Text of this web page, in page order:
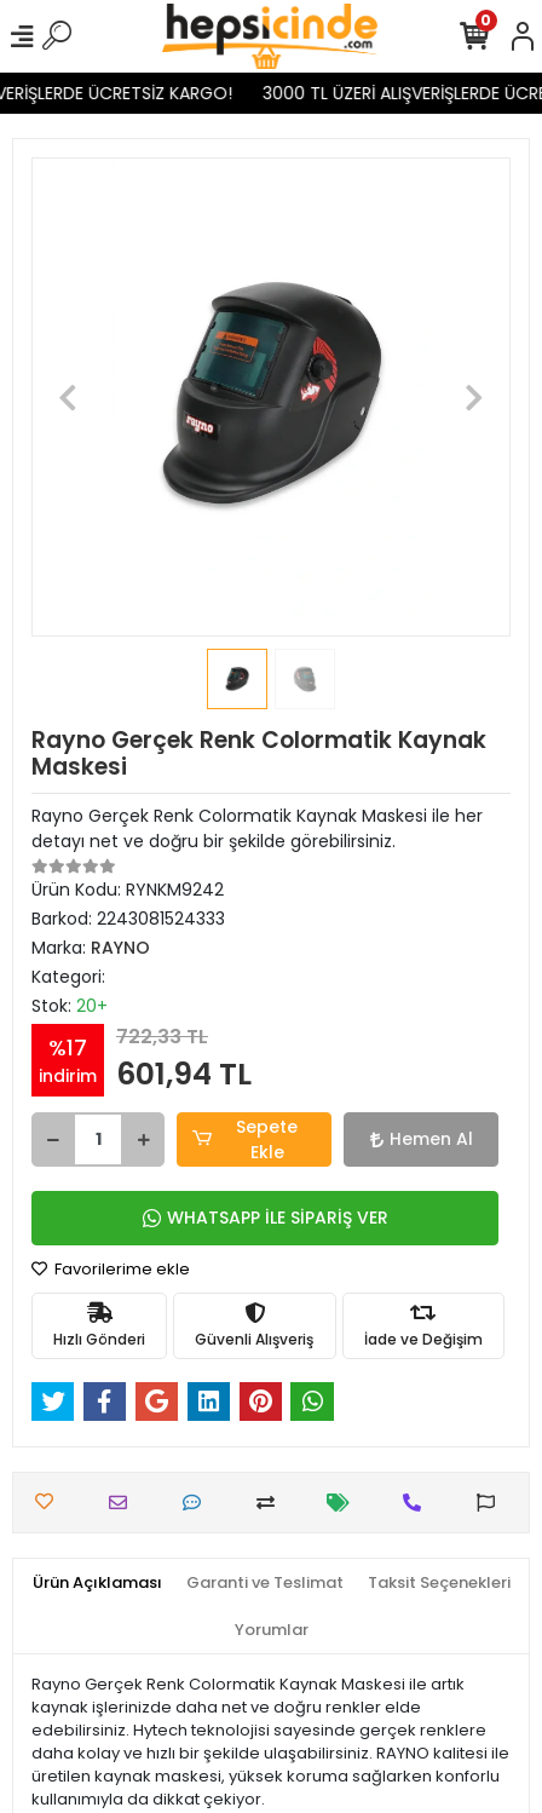
ÜCRETSİZ KARGO! 3000 TL ÜZERİ ALIŞVERİŞLERDE
0
Rayno Gerçek Renk Colormatik Kaynak
Maskesi
Rayno Gerçek Renk Colormatik Kaynak Maskesi ile her
detayı net ve doğru bir şekilde görebilirsiniz.
Ürün Kodu: RYNKM9242
Barkod: 2243081524333
Marka: RAYNO
Kategori:
Stok: 20+
%17
indirim
722,33 TL
601,94 TL
Sepete
Ekle
Hemen Al
WHATSAPP İLE SİPARİŞ VER
Favorilerime ekle
Hızlı Gönderi Güvenli Alışveriş İade ve Değişim
Ürün Açıklaması Garanti ve Teslimat Taksit Seçenekleri
Yorumlar
Rayno Gerçek Renk Colormatik Kaynak Maskesi ile artık
kaynak işlerinizde daha net ve doğru renkler elde
edebilirsiniz. Hytech teknolojisi sayesinde gerçek renklere
daha kolay ve hızlı bir şekilde ulaşabilirsiniz. RAYNO kalitesi ile
üretilen kaynak maskesi, yüksek koruma sağlarken konforlu
kullanımıyla da dikkat çekiyor.